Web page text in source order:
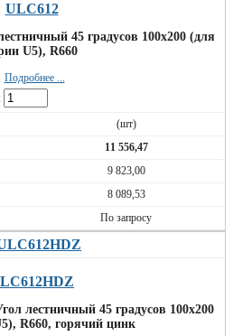
ULC612
45 градусов 100x200 (для
U5), R660
Подробнее ...
(шт)
11 556,47
9 823,00
8 089,53
По запросу
лестничный 45 градусов 100x200
R660, горячий цинк